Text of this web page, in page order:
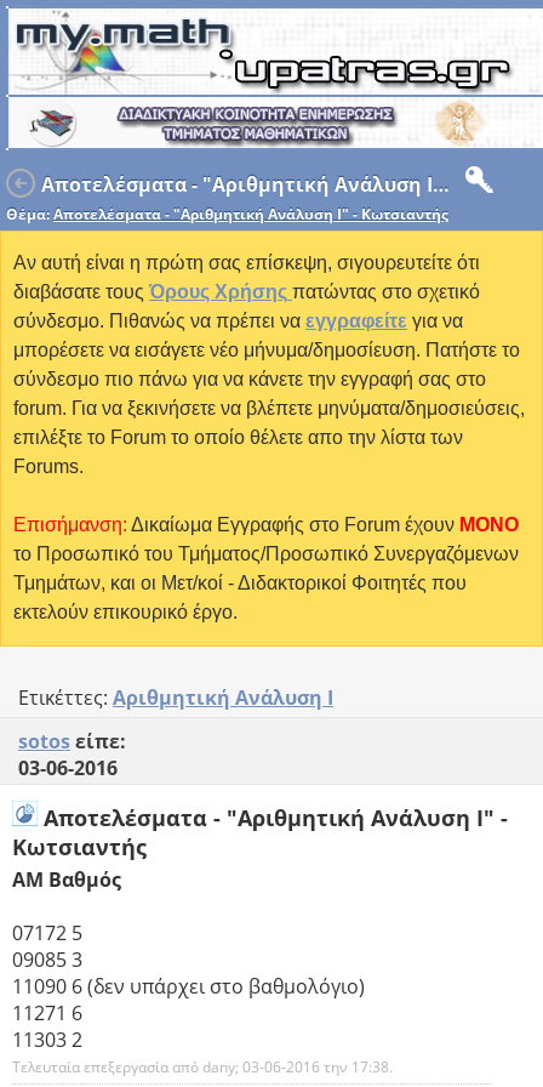
Αποτελέσματα - "Αριθμητική Ανάλυση Ι" - Κωτσιαντής
Θέμα:Αποτελέσματα - "Αριθμητική Ανάλυση Ι" - Κωτσιαντής
Αν αυτή είναι η πρώτη σας επίσκεψη, σιγουρευτείτε ότι
διαβάσατε τους Όρους Χρήσης πατώντας στο σχετικό
σύνδεσμο. Πιθανώς να πρέπει να εγγραφείτε για να
μπορέσετε να εισάγετε νέο μήνυμα/δημοσίευση. Πατήστε το
σύνδεσμο πιο πάνω για να κάνετε την εγγραφή σας στο
forum. Για να ξεκινήσετε να βλέπετε μηνύματα/δημοσιεύσεις,
επιλέξτε το Forum το οποίο θέλετε απο την λίστα των
Forums.
Επισήμανση: Δικαίωμα Εγγραφής στο Forum έχουν MONO
το Προσωπικό του Τμήματος/Προσωπικό Συνεργαζόμενων
Τμημάτων, και οι Μετ/κοί - Διδακτορικοί Φοιτητές που
εκτελούν επικουρικό έργο.
Ετικέττες: Αριθμητική Ανάλυση Ι
sotosείπε:
03-06-2016
Αποτελέσματα - "Αριθμητική Ανάλυση Ι" -
Κωτσιαντής
AM Βαθμός
07172 5
09085 3
11090 6 (δεν υπάρχει στο βαθμολόγιο)
11271 6
11303 2
Τελευταία επεξεργασία από dany; 03-06-2016 την 17:38.